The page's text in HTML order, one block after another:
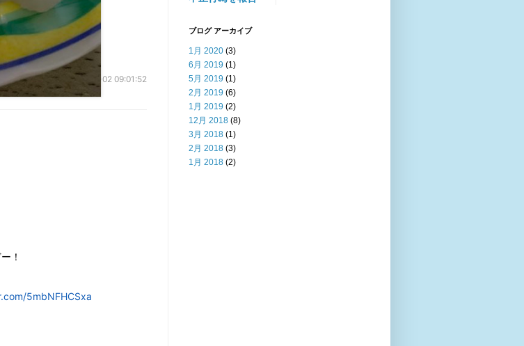
2020-01-02 09:01:52
！
5mbNFHCSxa
ブログ アーカイブ
1月 2020 (3)
6月 2019 (1)
5月 2019 (1)
2月 2019 (6)
1月 2019 (2)
12月 2018 (8)
3月 2018 (1)
2月 2018 (3)
1月 2018 (2)